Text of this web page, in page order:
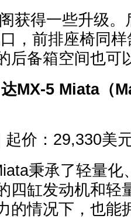
得一些升级。
，前排座椅同
后备箱空间也可
MX-5 Miata（
价：29,330美
秉承了轻量化
四缸发动机和轻
的情况下，也能